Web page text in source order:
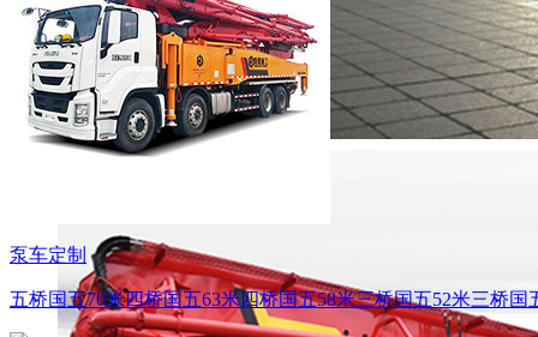
泵车定制
五桥国五70米四桥国五63米四桥国五58米三桥国五52米三桥国